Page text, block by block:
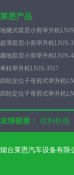
莱恩产品
地藏式双层小剪举升机
超薄双层小剪举升机LNJS-
藏地双层小剪举升机LNJS-
单柱举升机LNJS-3517
四轮定位子母剪式举升机
四轮定位子母剪式举升机
友情链接： 优利机电
烟台莱恩汽车设备有限